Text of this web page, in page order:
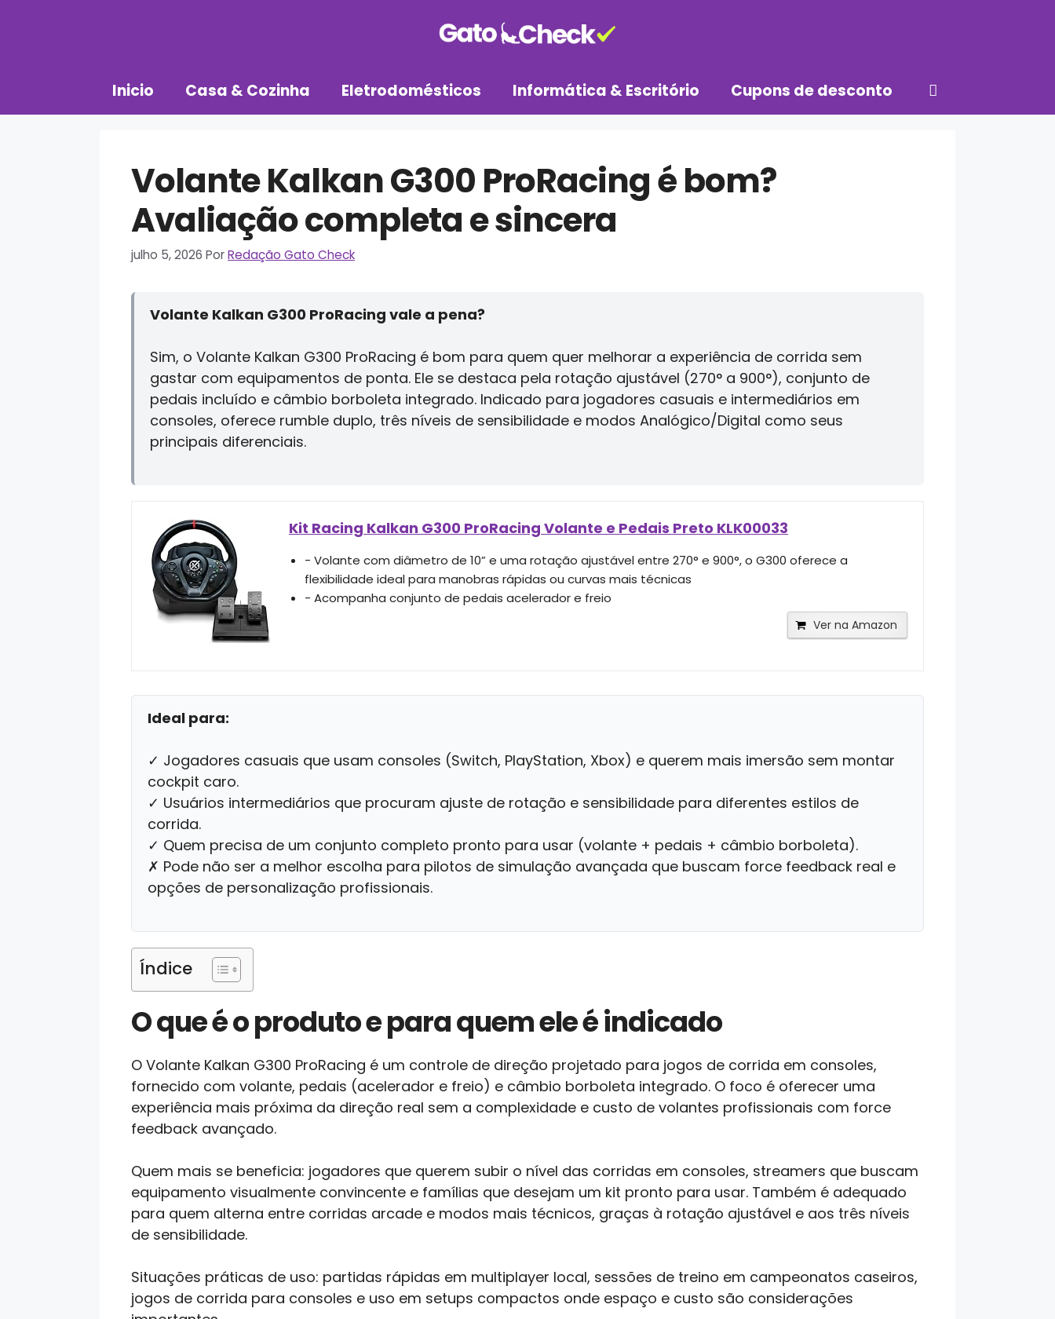
Inicio Casa & Cozinha Eletrodomésticos Informática & Escritório Cupons de desconto
Volante Kalkan G300 ProRacing é bom?
Avaliação completa e sincera
julho 5, 2026 PorRedação Gato Check
Volante Kalkan G300 ProRacing vale a pena?
Sim, o Volante Kalkan G300 ProRacing é bom para quem quer melhorar a experiência de corrida sem
gastar com equipamentos de ponta. Ele se destaca pela rotação ajustável (270° a 900°), conjunto de
pedais incluído e câmbio borboleta integrado. Indicado para jogadores casuais e intermediários em
consoles, oferece rumble duplo, três níveis de sensibilidade e modos Analógico/Digital como seus
principais diferenciais.
Kit Racing Kalkan G300 ProRacing Volante e Pedais Preto KLK00033
- Volante com diâmetro de 10” e uma rotação ajustável entre 270° e 900°, o G300 oferece a
flexibilidade ideal para manobras rápidas ou curvas mais técnicas
- Acompanha conjunto de pedais acelerador e freio
Ver na Amazon
Ideal para:
✓ Jogadores casuais que usam consoles (Switch, PlayStation, Xbox) e querem mais imersão sem montar
cockpit caro.
✓ Usuários intermediários que procuram ajuste de rotação e sensibilidade para diferentes estilos de
corrida.
✓ Quem precisa de um conjunto completo pronto para usar (volante + pedais + câmbio borboleta).
✗ Pode não ser a melhor escolha para pilotos de simulação avançada que buscam force feedback real e
opções de personalização profissionais.
Índice
O que é o produto e para quem ele é indicado
O Volante Kalkan G300 ProRacing é um controle de direção projetado para jogos de corrida em consoles,
fornecido com volante, pedais (acelerador e freio) e câmbio borboleta integrado. O foco é oferecer uma
experiência mais próxima da direção real sem a complexidade e custo de volantes profissionais com force
feedback avançado.
Quem mais se beneficia: jogadores que querem subir o nível das corridas em consoles, streamers que buscam
equipamento visualmente convincente e famílias que desejam um kit pronto para usar. Também é adequado
para quem alterna entre corridas arcade e modos mais técnicos, graças à rotação ajustável e aos três níveis
de sensibilidade.
Situações práticas de uso: partidas rápidas em multiplayer local, sessões de treino em campeonatos caseiros,
jogos de corrida para consoles e uso em setups compactos onde espaço e custo são considerações